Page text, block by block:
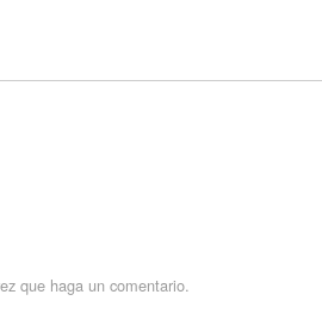
que haga un comentario.